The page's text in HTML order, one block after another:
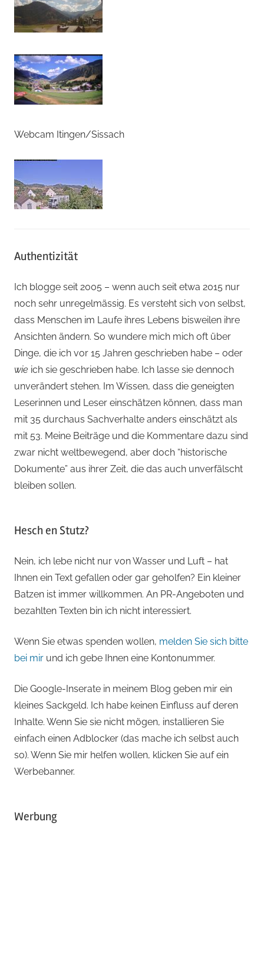
Webcam Itingen/Sissach
Authentizität
Ich blogge seit 2005 – wenn auch seit etwa 2015 nur
noch sehr unregelmässig. Es versteht sich von selbst,
dass Menschen im Laufe ihres Lebens bisweilen ihre
Ansichten ändern. So wundere mich mich oft über
Dinge, die ich vor 15 Jahren geschrieben habe – oder
wie ich sie geschrieben habe. Ich lasse sie dennoch
unverändert stehen. Im Wissen, dass die geneigten
Leserinnen und Leser einschätzen können, dass man
mit 35 durchaus Sachverhalte anders einschätzt als
mit 53. Meine Beiträge und die Kommentare dazu sind
zwar nicht weltbewegend, aber doch “historische
Dokumente” aus ihrer Zeit, die das auch unverfälscht
bleiben sollen.
Hesch en Stutz?
Nein, ich lebe nicht nur von Wasser und Luft – hat
Ihnen ein Text gefallen oder gar geholfen? Ein kleiner
Batzen ist immer willkommen. An PR-Angeboten und
bezahlten Texten bin ich nicht interessiert.
Wenn Sie etwas spenden wollen, melden Sie sich bitte
bei mir und ich gebe Ihnen eine Kontonummer.
Die Google-Inserate in meinem Blog geben mir ein
kleines Sackgeld. Ich habe keinen Einfluss auf deren
Inhalte. Wenn Sie sie nicht mögen, installieren Sie
einfach einen Adblocker (das mache ich selbst auch
so). Wenn Sie mir helfen wollen, klicken Sie auf ein
Werbebanner.
Werbung